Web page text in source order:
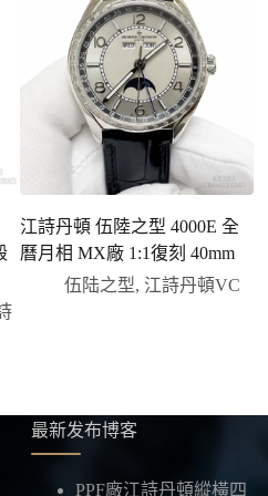
寸、顏色、配件等細節，如
需要排單，我們也會事先
金預留貨品，餘款在出貨
支付；也可以一次性全額
格基礎上盡量幫您爭取更
可協助安排較安全的到付
為準。
人姓名、地址及聯絡方式
、台灣、欧美以及其他海
江詩丹頓 伍陸之型 4000E 全
曆月相 MX廠 1:1復刻 40mm
伍陆之型, 江詩丹頓VC
最新发布博客
PPF廠江詩丹頓縱橫四